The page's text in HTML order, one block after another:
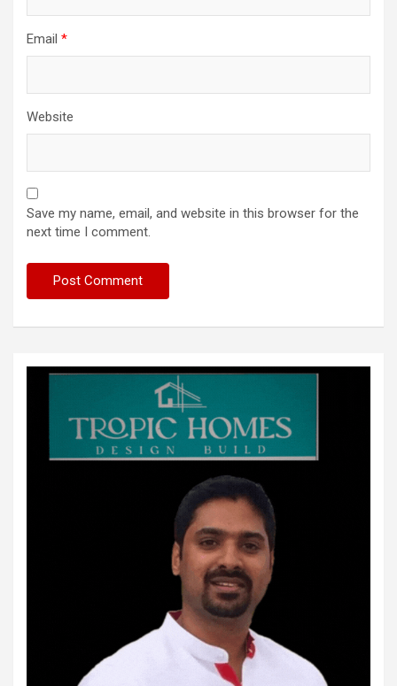
Email *
Website
Save my name, email, and website in this browser for the
next time I comment.